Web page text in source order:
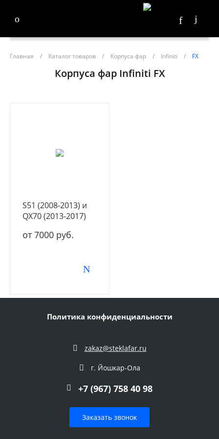
Главная / Каталог товаров / Корпуса фар / Infiniti / FX
Корпуса фар Infiniti FX
S51 (2008-2013) и
QX70 (2013-2017)
от 7000 руб.
Политика конфиденциальности
zakaz@steklafar.ru
г. Йошкар-Ола
+7 (967) 758 40 98
Заказать звонок